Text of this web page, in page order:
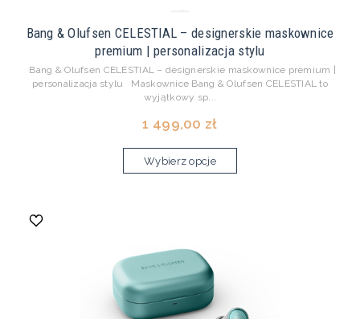
Bang & Olufsen CELESTIAL – designerskie maskownice
premium | personalizacja stylu
Bang & Olufsen CELESTIAL – designerskie maskownice premium |
personalizacja stylu Maskownice Bang & Olufsen CELESTIAL to
wyjątkowy sp...
1 499,00 zł
Wybierz opcje